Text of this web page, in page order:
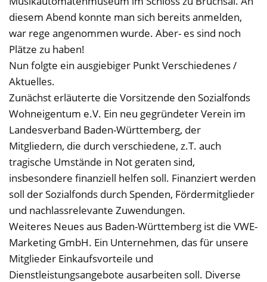
diesem Abend konnte man sich bereits anmelden,
war rege angenommen wurde. Aber- es sind noch
Plätze zu haben!
Nun folgte ein ausgiebiger Punkt Verschiedenes /
Aktuelles.
Zunächst erläuterte die Vorsitzende den Sozialfonds
Wohneigentum e.V. Ein neu gegründeter Verein im
Landesverband Baden-Württemberg, der
Mitgliedern, die durch verschiedene, z.T. auch
tragische Umstände in Not geraten sind,
insbesondere finanziell helfen soll. Finanziert werden
soll der Sozialfonds durch Spenden, Fördermitglieder
und nachlassrelevante Zuwendungen.
Weiteres Neues aus Baden-Württemberg ist die VWE-
Marketing GmbH. Ein Unternehmen, das für unsere
Mitglieder Einkaufsvorteile und
Dienstleistungsangebote ausarbeiten soll. Diverse